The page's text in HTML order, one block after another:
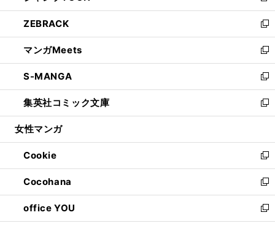
開
く
ウ
で
開
く
ン
ド
ウ
で
開
く
ウ
ィ
ン
ド
ウ
で
開
く
し
い
ウ
ィ
ン
ド
ウ
で
開
ZEBRACK
新
し
い
ウ
ィ
ン
ド
ウ
開
く
マンガMeets
新
し
い
ウ
ィ
ン
ウ
で
開
く
S-MANGA
新
し
い
ウ
ン
ド
ウ
で
開
く
集英社コミック文庫
新
し
ウ
ィ
ン
ド
ウ
で
開
女性マンガ
Cookie
新
し
い
ウ
ィ
ン
Cocohana
新
し
い
ウ
office YOU
新
し